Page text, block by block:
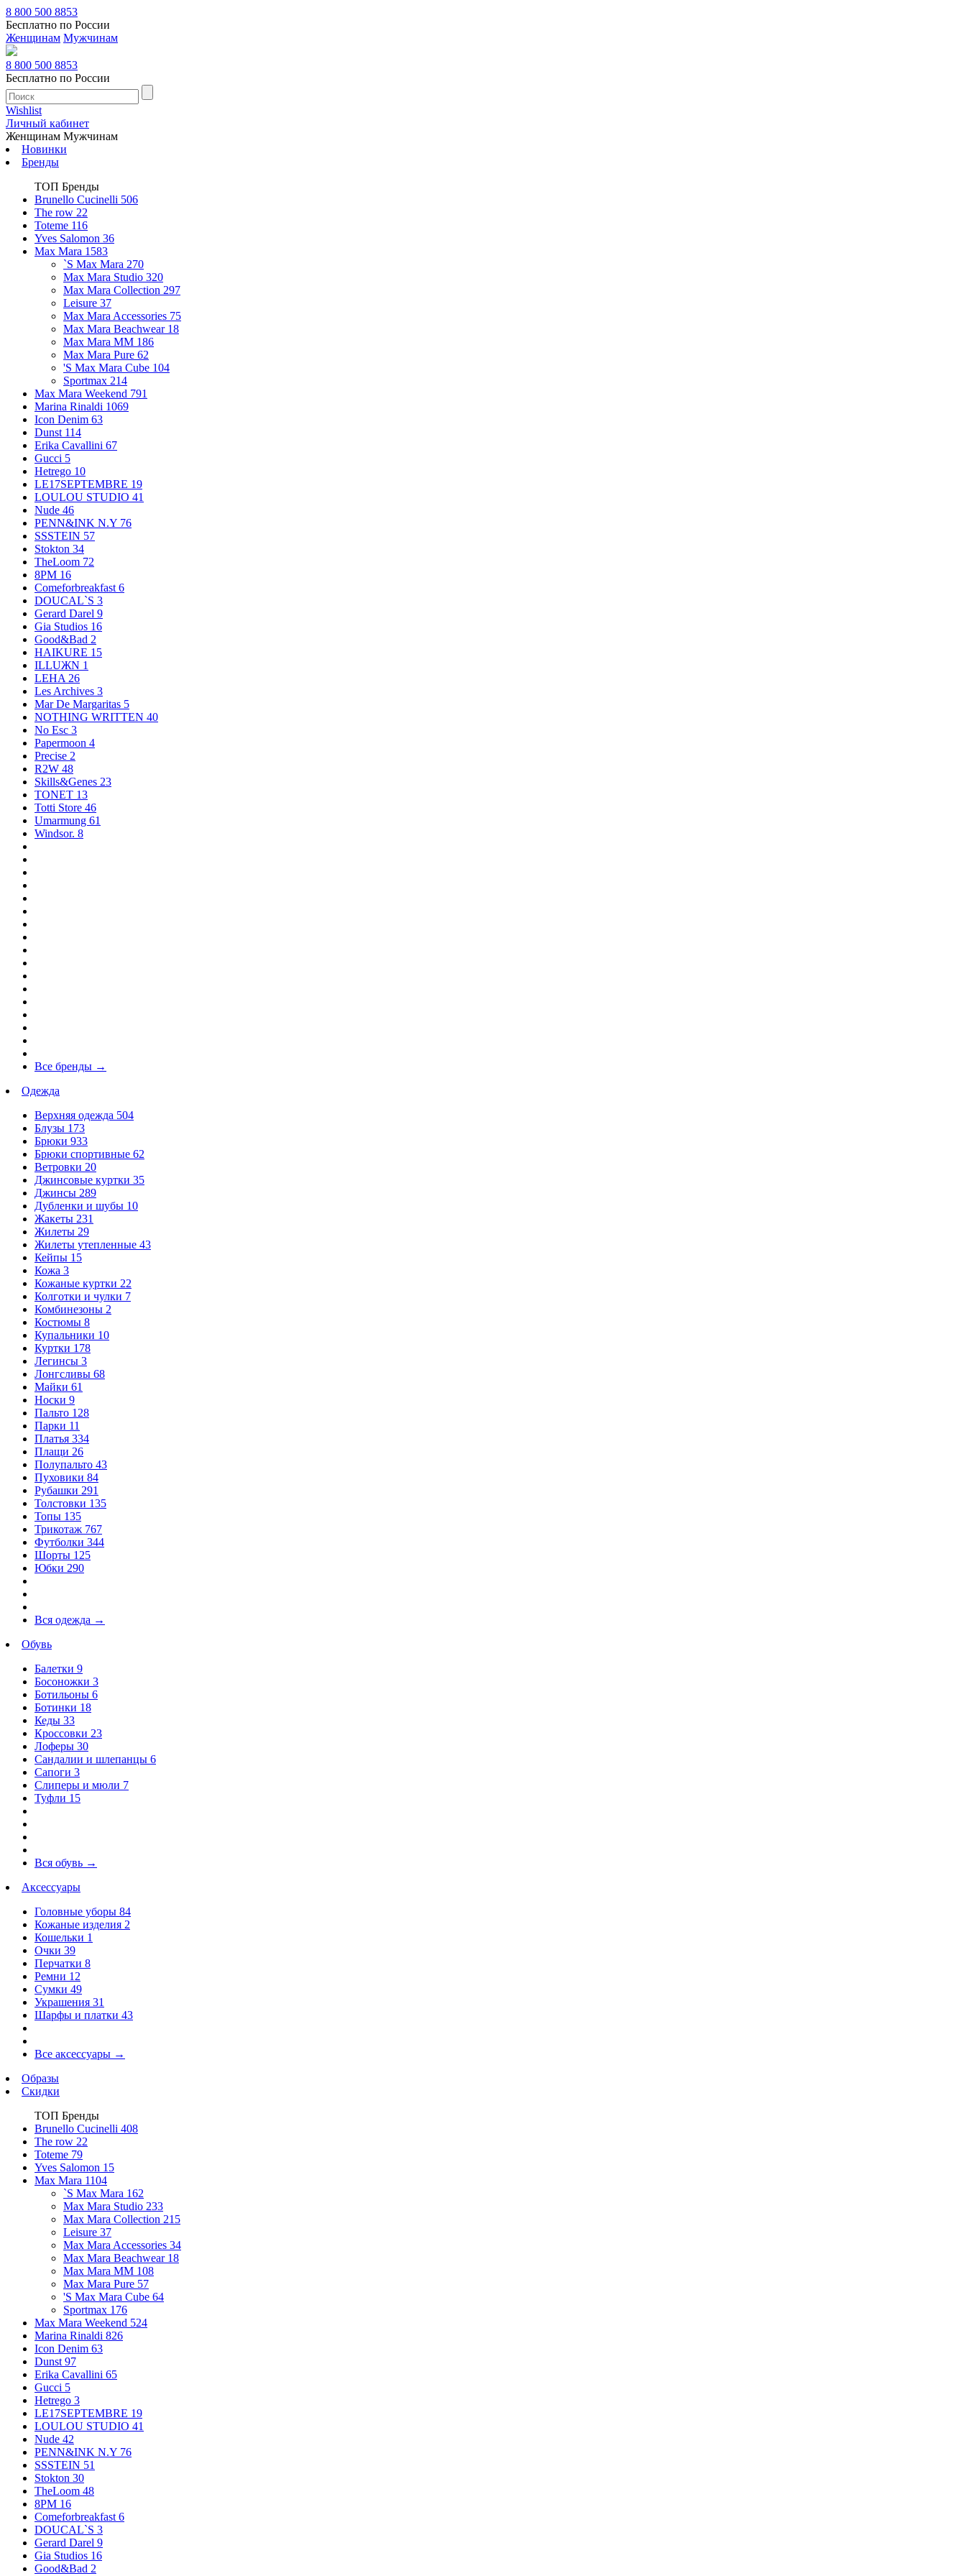
8 800 500 8853
Бесплатно по России
Женщинам Мужчинам
8 800 500 8853
Бесплатно по России
Wishlist
Личный кабинет
Женщинам Мужчинам
Новинки
Бренды
ТОП Бренды
Brunello Cucinelli 506
The row 22
Toteme 116
Yves Salomon 36
Max Mara 1583
`S Max Mara 270
Max Mara Studio 320
Max Mara Collection 297
Leisure 37
Max Mara Accessories 75
Max Mara Beachwear 18
Max Mara MM 186
Max Mara Pure 62
'S Max Mara Cube 104
Sportmax 214
Max Mara Weekend 791
Marina Rinaldi 1069
Icon Denim 63
Dunst 114
Erika Cavallini 67
Gucci 5
Hetrego 10
LE17SEPTEMBRE 19
LOULOU STUDIO 41
Nude 46
PENN&INK N.Y 76
SSSTEIN 57
Stokton 34
TheLoom 72
8PM 16
Comeforbreakfast 6
DOUCAL`S 3
Gerard Darel 9
Gia Studios 16
Good&Bad 2
HAIKURE 15
ILLUЖN 1
LEHA 26
Les Archives 3
Mar De Margaritas 5
NOTHING WRITTEN 40
No Esc 3
Papermoon 4
Precise 2
R2W 48
Skills&Genes 23
TONET 13
Totti Store 46
Umarmung 61
Windsor. 8
Все бренды →
Одежда
Верхняя одежда 504
Блузы 173
Брюки 933
Брюки спортивные 62
Ветровки 20
Джинсовые куртки 35
Джинсы 289
Дубленки и шубы 10
Жакеты 231
Жилеты 29
Жилеты утепленные 43
Кейпы 15
Кожа 3
Кожаные куртки 22
Колготки и чулки 7
Комбинезоны 2
Костюмы 8
Купальники 10
Куртки 178
Легинсы 3
Лонгсливы 68
Майки 61
Носки 9
Пальто 128
Парки 11
Платья 334
Плащи 26
Полупальто 43
Пуховики 84
Рубашки 291
Толстовки 135
Топы 135
Трикотаж 767
Футболки 344
Шорты 125
Юбки 290
Вся одежда →
Обувь
Балетки 9
Босоножки 3
Ботильоны 6
Ботинки 18
Кеды 33
Кроссовки 23
Лоферы 30
Сандалии и шлепанцы 6
Сапоги 3
Слиперы и мюли 7
Туфли 15
Вся обувь →
Аксессуары
Головные уборы 84
Кожаные изделия 2
Кошельки 1
Очки 39
Перчатки 8
Ремни 12
Сумки 49
Украшения 31
Шарфы и платки 43
Все аксессуары →
Образы
Скидки
ТОП Бренды
Brunello Cucinelli 408
The row 22
Toteme 79
Yves Salomon 15
Max Mara 1104
`S Max Mara 162
Max Mara Studio 233
Max Mara Collection 215
Leisure 37
Max Mara Accessories 34
Max Mara Beachwear 18
Max Mara MM 108
Max Mara Pure 57
'S Max Mara Cube 64
Sportmax 176
Max Mara Weekend 524
Marina Rinaldi 826
Icon Denim 63
Dunst 97
Erika Cavallini 65
Gucci 5
Hetrego 3
LE17SEPTEMBRE 19
LOULOU STUDIO 41
Nude 42
PENN&INK N.Y 76
SSSTEIN 51
Stokton 30
TheLoom 48
8PM 16
Comeforbreakfast 6
DOUCAL`S 3
Gerard Darel 9
Gia Studios 16
Good&Bad 2